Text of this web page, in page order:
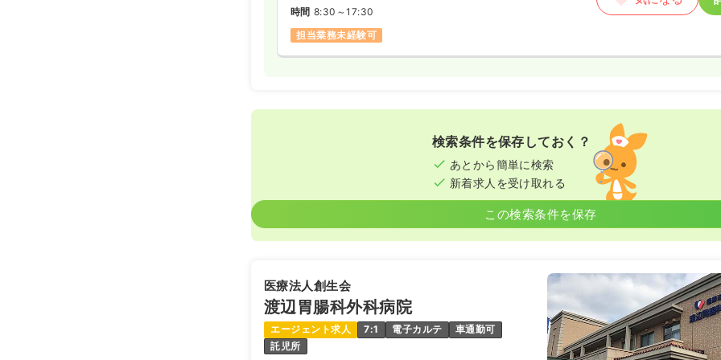
時間 8:30～17:30
担当業務未経験可
検索条件を保存しておく？
あとから簡単に検索
新着求人を受け取れる
この検索条件を保存
医療法人創生会
渡辺胃腸科外科病院
エージェント求人 7:1 電子カルテ
車通勤可
託児所